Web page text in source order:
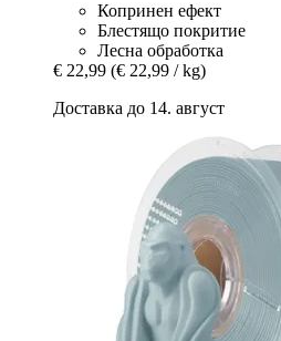
Копринен ефект
Блестящо покритие
Лесна обработка
€ 22,99 (€ 22,99 / kg)
Доставка до 14. август